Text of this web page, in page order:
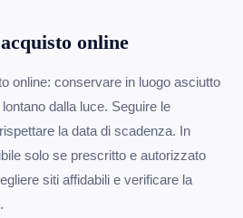
online
online: conservare in luogo asciutto
dalla luce. Seguire le
la data di scadenza. In
solo se prescritto e autorizzato
siti affidabili e verificare la